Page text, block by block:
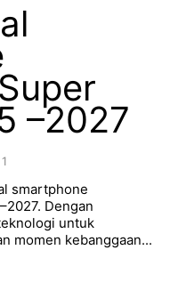
–2027
smartphone
Dengan
untuk
momen kebanggaan...